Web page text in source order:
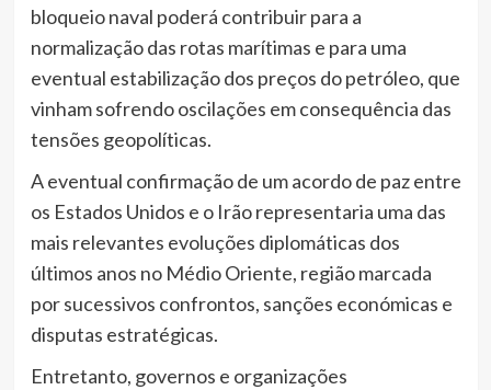
bloqueio naval poderá contribuir para a
normalização das rotas marítimas e para uma
eventual estabilização dos preços do petróleo, que
vinham sofrendo oscilações em consequência das
tensões geopolíticas.
A eventual confirmação de um acordo de paz entre
os Estados Unidos e o Irão representaria uma das
mais relevantes evoluções diplomáticas dos
últimos anos no Médio Oriente, região marcada
por sucessivos confrontos, sanções económicas e
disputas estratégicas.
Entretanto, governos e organizações